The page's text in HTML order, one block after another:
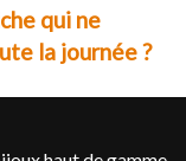
qui ne
la journée ?